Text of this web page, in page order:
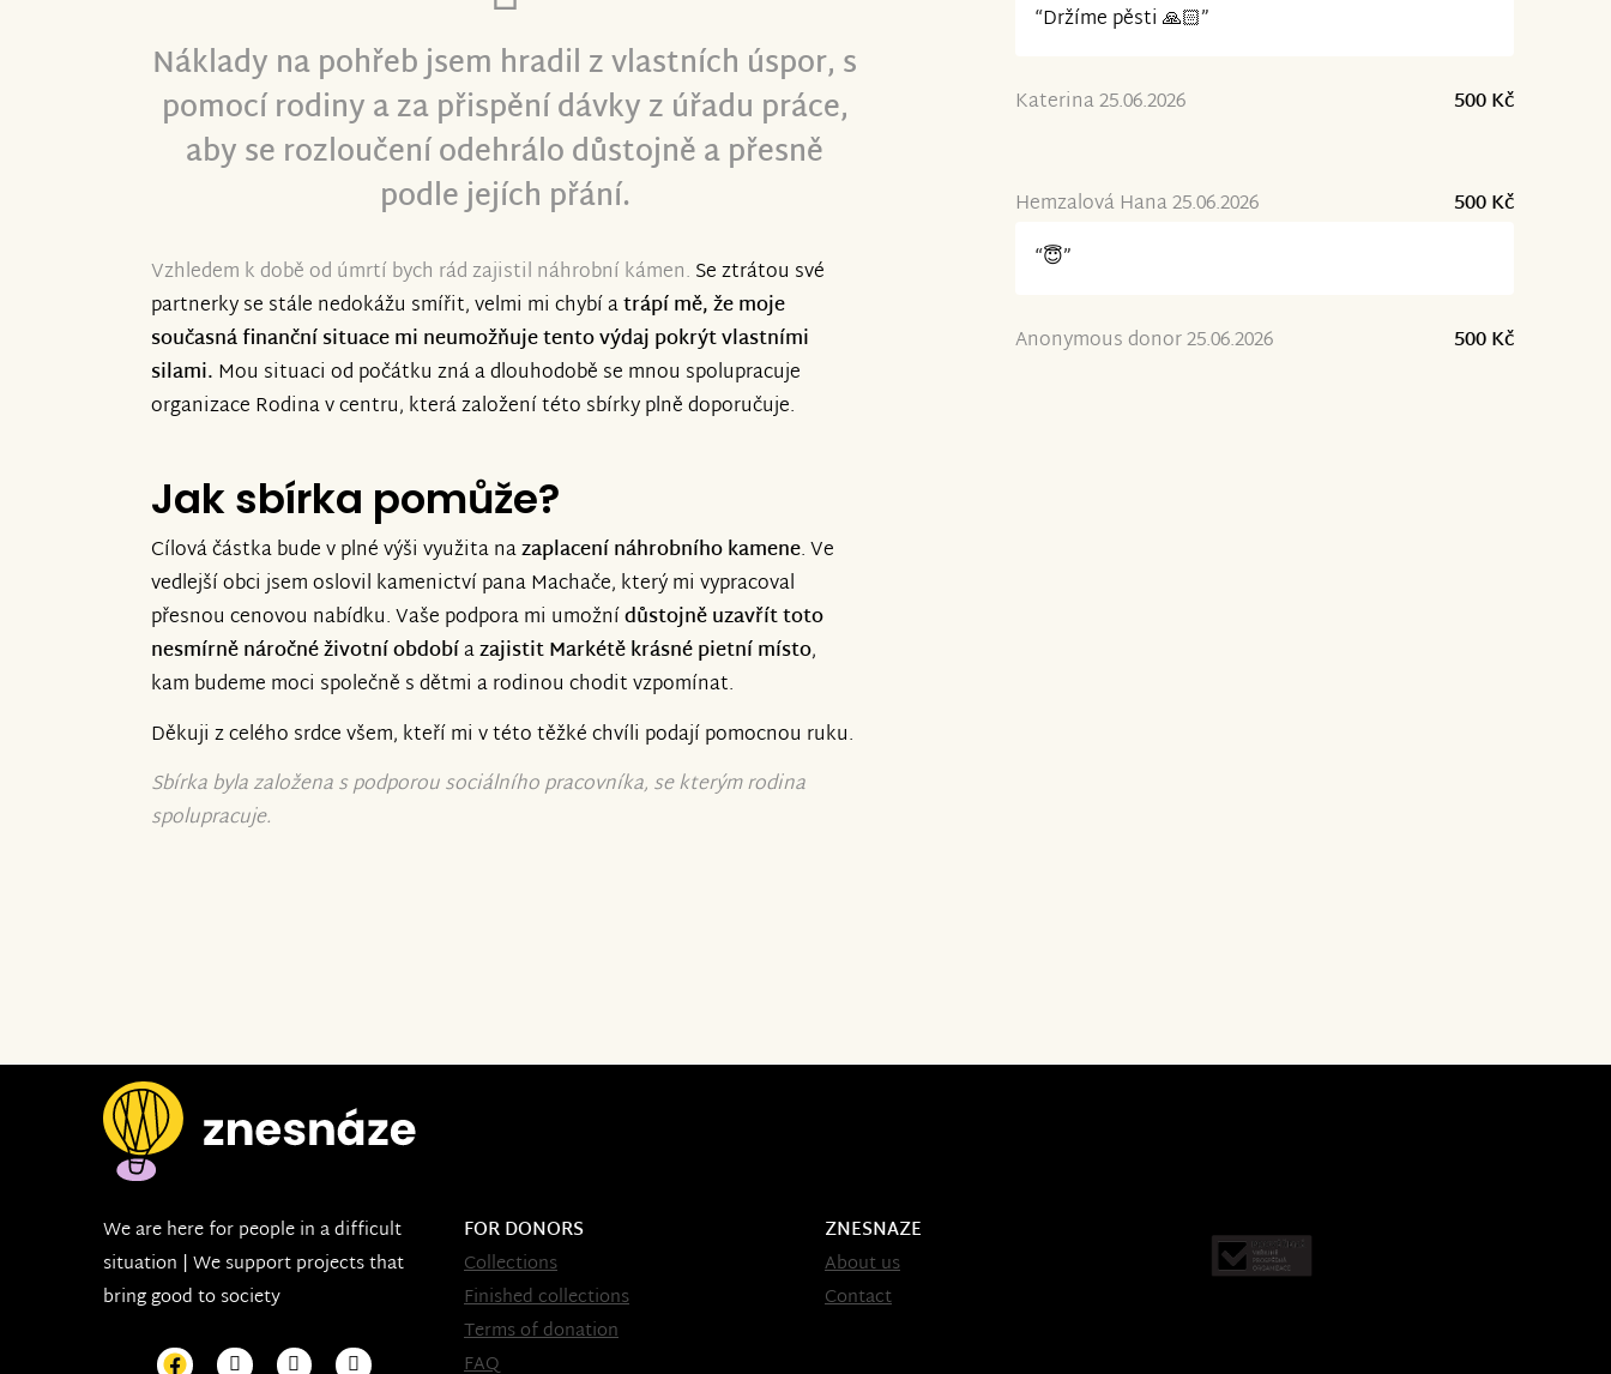
Náklady na pohřeb jsem hradil z vlastních úspor, s
pomocí rodiny a za přispění dávky z úřadu práce,
aby se rozloučení odehrálo důstojně a přesně
podle jejích přání.
Vzhledem k době od úmrtí bych rád zajistil náhrobní kámen. Se ztrátou své
partnerky se stále nedokážu smířit, velmi mi chybí atrápí mě, že moje
současná finanční situace mi neumožňuje tento výdaj pokrýt vlastními
silami. Mou situaci od počátku zná a dlouhodobě se mnou spolupracuje
organizace Rodina v centru, která založení této sbírky plně doporučuje.
Jak sbírka pomůže?
Cílová částka bude v plné výši využita nazaplacení náhrobního kamene. Ve
vedlejší obci jsem oslovil kamenictví pana Machače, který mi vypracoval
přesnou cenovou nabídku. Vaše podpora mi umožnídůstojně uzavřít toto
nesmírně náročné životní obdobíazajistit Markétě krásné pietní místo,
kam budeme moci společně s dětmi a rodinou chodit vzpomínat.
Děkuji z celého srdce všem, kteří mi v této těžké chvíli podají pomocnou ruku.
Sbírka byla založena s podporou sociálního pracovníka, se kterým rodina
spolupracuje.
“Držíme pěsti 🙏🏻”
Katerina 25.06.2026 500 Kč
Hemzalová Hana 25.06.2026
500 Kč
“😇”
Anonymous donor 25.06.2026 500 Kč
We are here for people in a difficult
situation | We support projects that
bring good to society
FOR DONORS
Collections
Finished collections
Terms of donation
FAQ
ZNESNAZE
About us
Contact